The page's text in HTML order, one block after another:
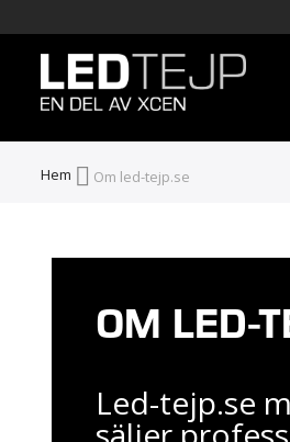
Hem Om led-tejp.se
OM LED-
Led-tejp.se